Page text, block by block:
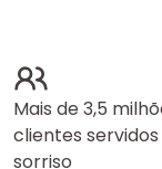
Mais de 3,5
clientes
sorriso